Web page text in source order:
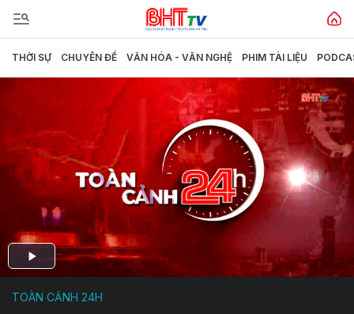
THỜI SỰ CHUYÊN ĐỀ VĂN HÓA - VĂN NGHỆ PHIM TÀI LIỆU
TOÀN CẢNH 24H